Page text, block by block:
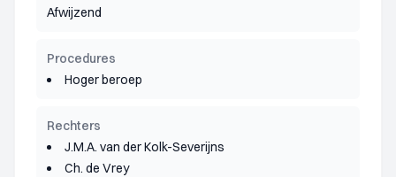
Afwijzend
Procedures
Hoger beroep
Rechters
J.M.A. van der Kolk-Severijns
Ch. de Vrey